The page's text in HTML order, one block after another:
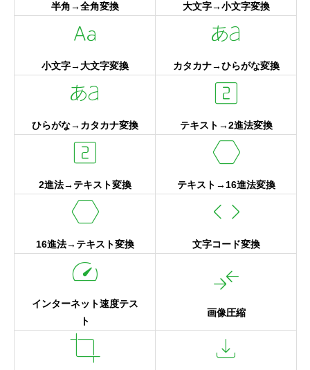
半角→全角変換 大文字→小文字変換
match_case
小文字→大文字変換
language_japanese_kana
カタカナ→ひらがな変換
language_japanese_kana
ひらがな→カタカナ変換
looks_two
テキスト→2進法変換
looks_two
2進法→テキスト変換
hexagon
テキスト→16進法変換
hexagon
16進法→テキスト変換
code
文字コード変換
speed
インターネット速度テス
ト
compare_arrows
画像圧縮
crop download